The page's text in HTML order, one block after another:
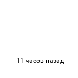
11 часов назад